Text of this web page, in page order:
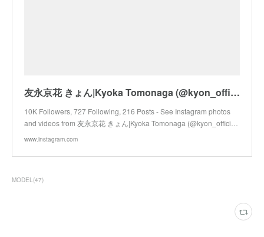
友永京花 きょん|Kyoka Tomonaga (@kyon_official_) • Instagram photos and videos
10K Followers, 727 Following, 216 Posts - See Instagram photos
and videos from 友永京花 きょん|Kyoka Tomonaga (@kyon_offici…
www.instagram.com
MODEL(47)